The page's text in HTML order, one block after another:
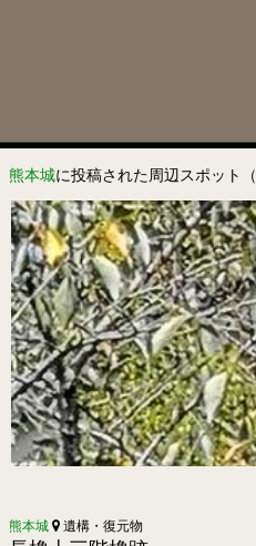
熊本城に投稿された周辺スポット
熊本城 遺構・復元物